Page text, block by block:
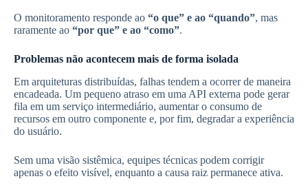
O monitoramento responde ao “o que” e ao “quando”, mas
raramente ao “por que” e ao “como”.
Problemas não acontecem mais de forma isolada
Em arquiteturas distribuídas, falhas tendem a ocorrer de maneira
encadeada. Um pequeno atraso em uma API externa pode gerar
fila em um serviço intermediário, aumentar o consumo de
recursos em outro componente e, por fim, degradar a experiência
do usuário.
Sem uma visão sistêmica, equipes técnicas podem corrigir
apenas o efeito visível, enquanto a causa raiz permanece ativa.